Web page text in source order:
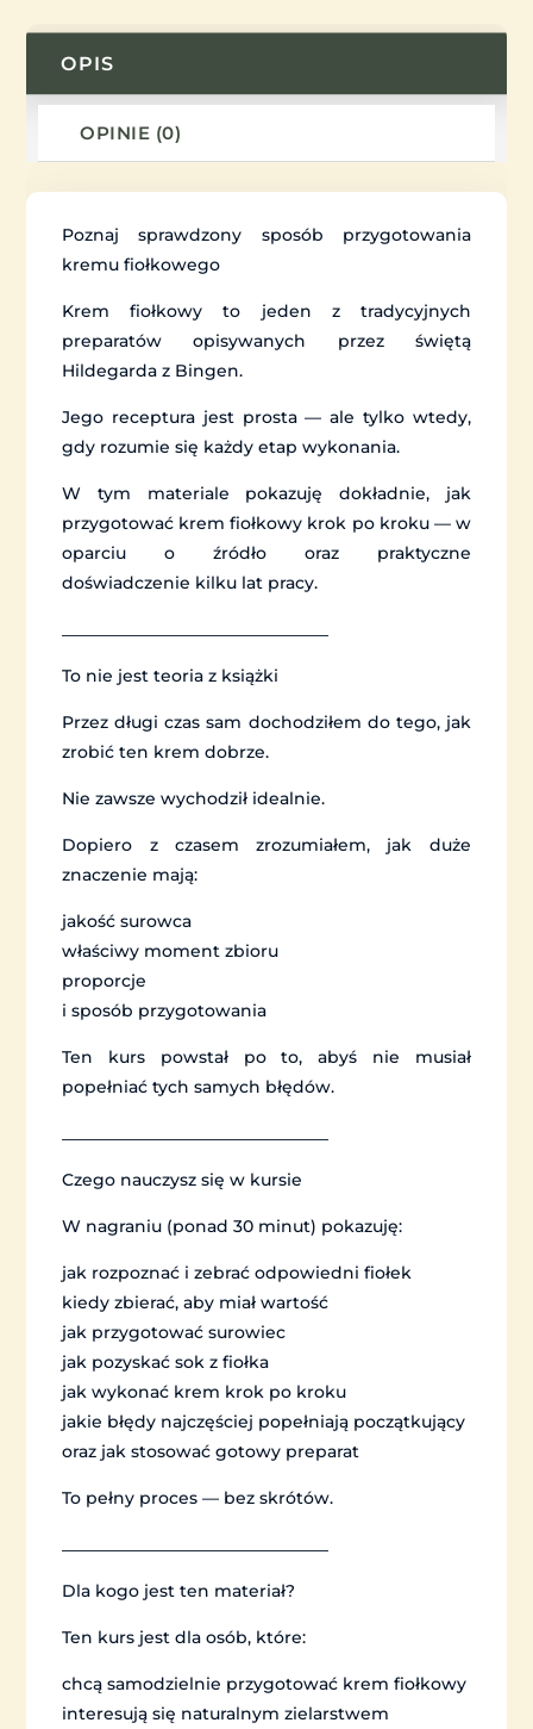
OPIS
OPINIE (0)
Poznaj sprawdzony sposób przygotowania
kremu fiołkowego
Krem fiołkowy to jeden z tradycyjnych
preparatów opisywanych przez świętą
Hildegarda z Bingen.
Jego receptura jest prosta — ale tylko wtedy,
gdy rozumie się każdy etap wykonania.
W tym materiale pokazuję dokładnie, jak
przygotować krem fiołkowy krok po kroku — w
oparciu o źródło oraz praktyczne
doświadczenie kilku lat pracy.
To nie jest teoria z książki
Przez długi czas sam dochodziłem do tego, jak
zrobić ten krem dobrze.
Nie zawsze wychodził idealnie.
Dopiero z czasem zrozumiałem, jak duże
znaczenie mają:
jakość surowca
właściwy moment zbioru
proporcje
i sposób przygotowania
Ten kurs powstał po to, abyś nie musiał
popełniać tych samych błędów.
Czego nauczysz się w kursie
W nagraniu (ponad 30 minut) pokazuję:
jak rozpoznać i zebrać odpowiedni fiołek
kiedy zbierać, aby miał wartość
jak przygotować surowiec
jak pozyskać sok z fiołka
jak wykonać krem krok po kroku
jakie błędy najczęściej popełniają początkujący
oraz jak stosować gotowy preparat
To pełny proces — bez skrótów.
Dla kogo jest ten materiał?
Ten kurs jest dla osób, które:
chcą samodzielnie przygotować krem fiołkowy
interesują się naturalnym zielarstwem